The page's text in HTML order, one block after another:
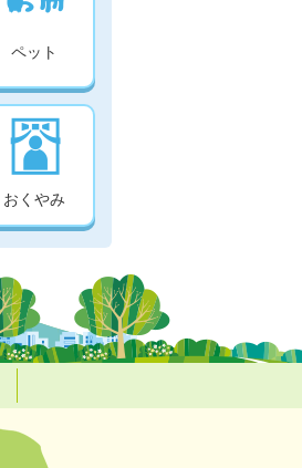
ペット
おくやみ